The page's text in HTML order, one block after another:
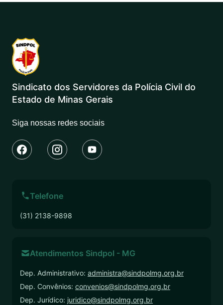
Sindicato dos Servidores da Polícia Civil do
Estado de Minas Gerais
Siga nossas redes sociais
Telefone
(31) 2138-9898
Atendimentos Sindpol - MG
Dep. Administrativo: administra@sindpolmg.org.br
Dep. Convênios: convenios@sindpolmg.org.br
Dep. Jurídico: juridico@sindpolmg.org.br